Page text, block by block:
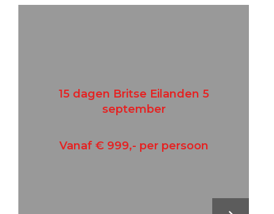
15 dagen Britse Eilanden 5
september
Vanaf € 999,- per persoon